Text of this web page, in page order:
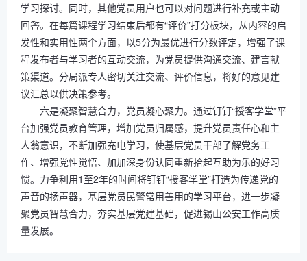
学习探讨。同时，其他党员用户也可以对问题进行补充或主动
回答。在每篇课程学习结束后都有“评价”打分板块，从内容的启
发性和实用性两个方面，以5分为最优进行分数评定，增强了课
程发布者与学习者的互动交流，为党员提供沟通交流、建言献
策渠道。分局派专人密切关注交流、评价信息，将好的意见建
议汇总以供决策参考。
六是凝聚智慧合力，党员凝心聚力。通过钉钉“授客学堂”平
台加强党员教育管理，增加党员归属感，提升党员责任心和主
人翁意识，不断加强充电学习，使基层党员干部了解党务工
作、增强党性觉悟、加加深身份认同重新拾起互助为乐的好习
惯。力争利用1至2年的时间将钉钉“授客学堂”打造为传递党的
声音的扬声器，基层党员民警常用善用的学习平台，进一步凝
聚党员智慧合力，夯实基层党建基础，促进锡山公安工作高质
量发展。